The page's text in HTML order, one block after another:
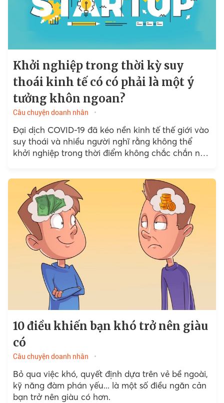
Khởi nghiệp trong thời kỳ suy
thoái kinh tế có có phải là một ý
tưởng khôn ngoan?
Câu chuyện doanh nhân
Đại dịch COVID-19 đã kéo nền kinh tế thế giới vào
suy thoái và nhiều người nghĩ rằng không thể
khởi nghiệp trong thời điểm không chắc chắn như
thận trọng trong bối cảnh này.
10 điều khiến bạn khó trở nên giàu
có
Câu chuyện doanh nhân
Bỏ qua việc khó, quyết định dựa trên vẻ bề ngoài,
kỹ năng đàm phán yếu... là một số điều ngăn cản
bạn trở nên giàu có hơn.